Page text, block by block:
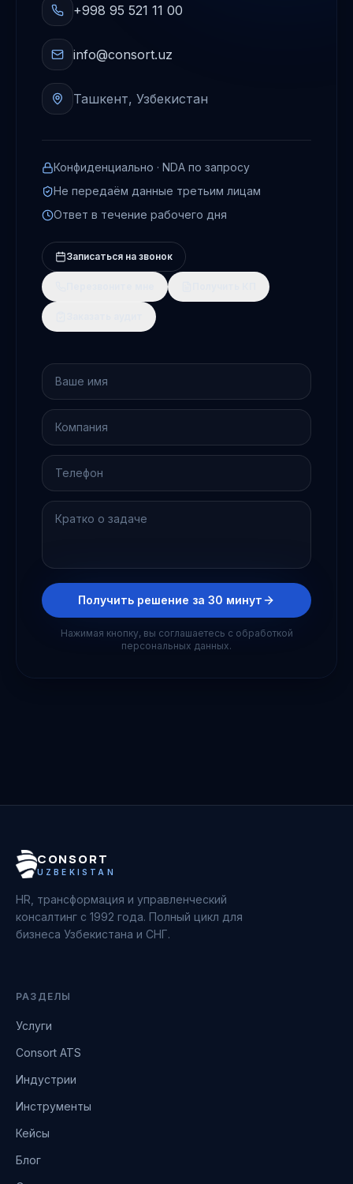
+998 95 521 11 00
info@consort.uz
Ташкент, Узбекистан
Конфиденциально · NDA по запросу
Не передаём данные третьим лицам
Ответ в течение рабочего дня
Записаться на звонок
Получить решение за 30 минут
Нажимая кнопку, вы соглашаетесь с обработкой
персональных данных.
CONSORT
UZBEKISTAN
HR, трансформация и управленческий
консалтинг с 1992 года. Полный цикл для
бизнеса Узбекистана и СНГ.
РАЗДЕЛЫ
Услуги
Consort ATS
Индустрии
Инструменты
Кейсы
Блог
Привет! Я Consort AI. Подскажу по
направлю в нужный раздел. Чем
помочь?